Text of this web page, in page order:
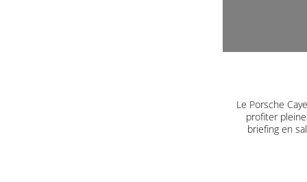
Le Porsche
profiter
briefing en